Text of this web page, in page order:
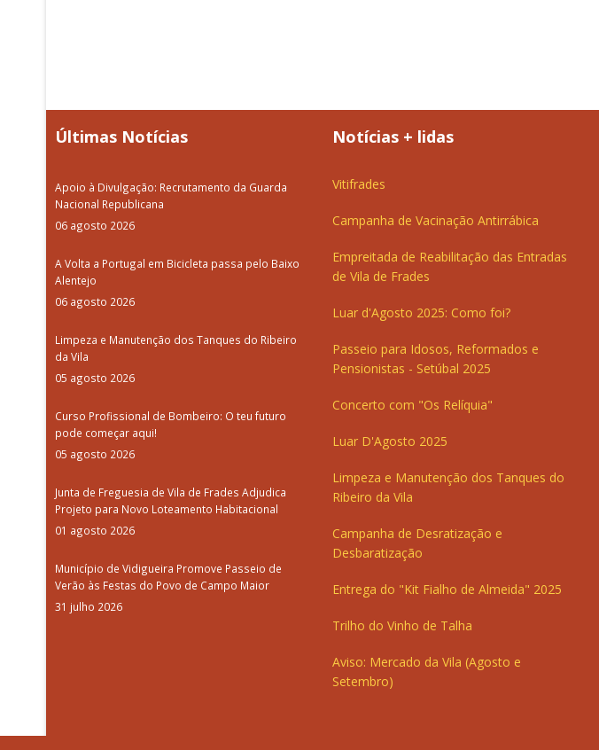
Últimas Notícias
Apoio à Divulgação: Recrutamento da Guarda
Nacional Republicana
06 agosto 2026
A Volta a Portugal em Bicicleta passa pelo Baixo
Alentejo
06 agosto 2026
Limpeza e Manutenção dos Tanques do Ribeiro
da Vila
05 agosto 2026
Curso Profissional de Bombeiro: O teu futuro
pode começar aqui!
05 agosto 2026
Junta de Freguesia de Vila de Frades Adjudica
Projeto para Novo Loteamento Habitacional
01 agosto 2026
Município de Vidigueira Promove Passeio de
Verão às Festas do Povo de Campo Maior
31 julho 2026
Notícias + lidas
Vitifrades
Campanha de Vacinação Antirrábica
Empreitada de Reabilitação das Entradas
de Vila de Frades
Luar d'Agosto 2025: Como foi?
Passeio para Idosos, Reformados e
Pensionistas - Setúbal 2025
Concerto com "Os Relíquia"
Luar D'Agosto 2025
Limpeza e Manutenção dos Tanques do
Ribeiro da Vila
Campanha de Desratização e
Desbaratização
Entrega do "Kit Fialho de Almeida" 2025
Trilho do Vinho de Talha
Aviso: Mercado da Vila (Agosto e
Setembro)